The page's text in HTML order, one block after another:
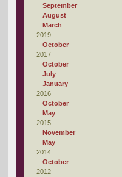
September
August
March
2019
October
2017
October
July
January
2016
October
May
2015
November
May
2014
October
2012